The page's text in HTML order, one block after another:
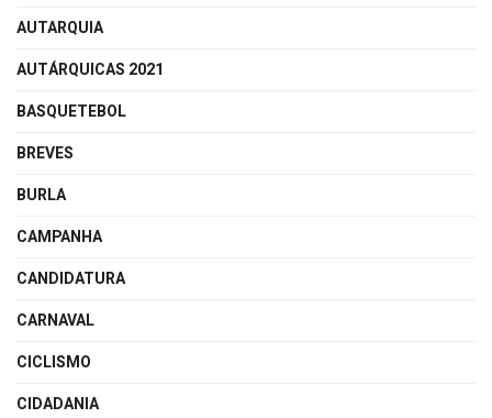
AUTARQUIA
AUTÁRQUICAS 2021
BASQUETEBOL
BREVES
BURLA
CAMPANHA
CANDIDATURA
CARNAVAL
CICLISMO
CIDADANIA